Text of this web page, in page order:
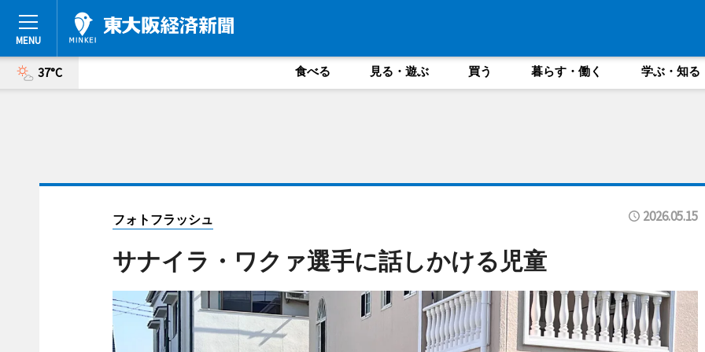
37°C 食べる 見る・遊ぶ 買う 暮らす・働く 学ぶ・知る
フォトフラッシュ 2026.05.15
サナイラ・ワクァ選手に話しかける児童